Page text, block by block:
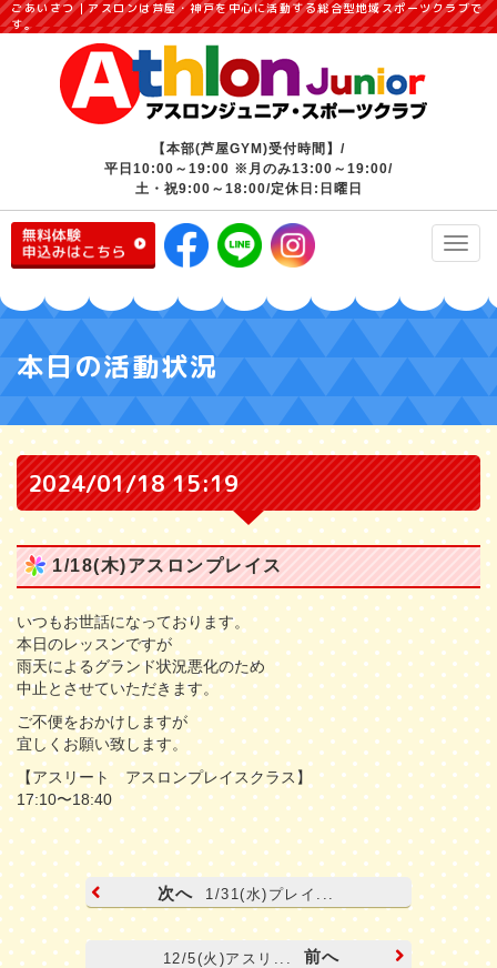
ごあいさつ｜アスロンは芦屋・神戸を中心に活動する総合型地域スポーツクラブで
す。
【本部(芦屋GYM)受付時間】/
平日10:00～19:00 ※月のみ13:00～19:00/
土・祝9:00～18:00/定休日:日曜日
本日の活動状況
2024/01/18 15:19
1/18(木)アスロンプレイス
いつもお世話になっております。
本日のレッスンですが
雨天によるグランド状況悪化のため
中止とさせていただきます。
ご不便をおかけしますが
宜しくお願い致します。
【アスリート アスロンプレイスクラス】
17:10〜18:40
次へ 1/31(水)プレイ...
12/5(火)アスリ... 前へ